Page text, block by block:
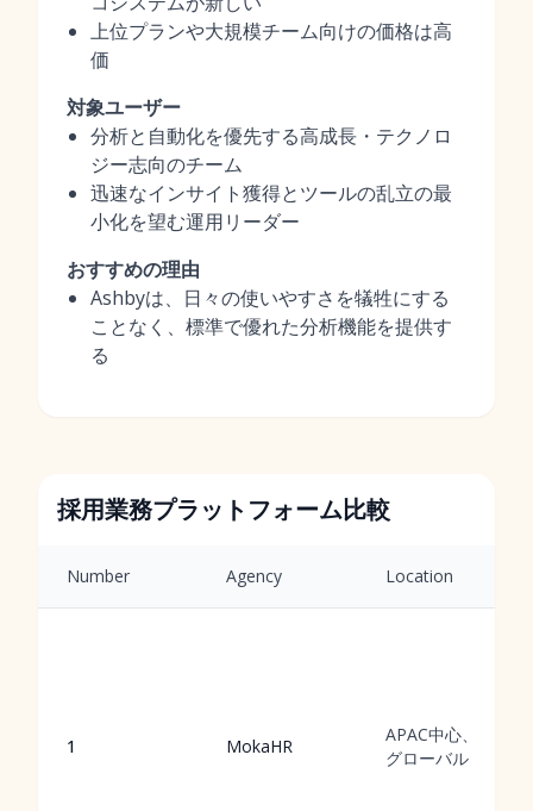
上位プランや大規模チーム向けの価格は高
価
対象ユーザー
分析と自動化を優先する高成長・テクノロ
ジー志向のチーム
迅速なインサイト獲得とツールの乱立の最
小化を望む運用リーダー
おすすめの理由
Ashbyは、日々の使いやすさを犠牲にする
ことなく、標準で優れた分析機能を提供す
る
採用業務プラットフォーム比較
Number Agency Location
1 MokaHR
APAC中心、
グローバル